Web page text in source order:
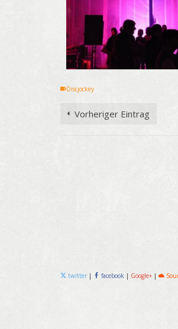
Discjockey
Vorheriger Eintrag
twitter | facebook | Google+ |